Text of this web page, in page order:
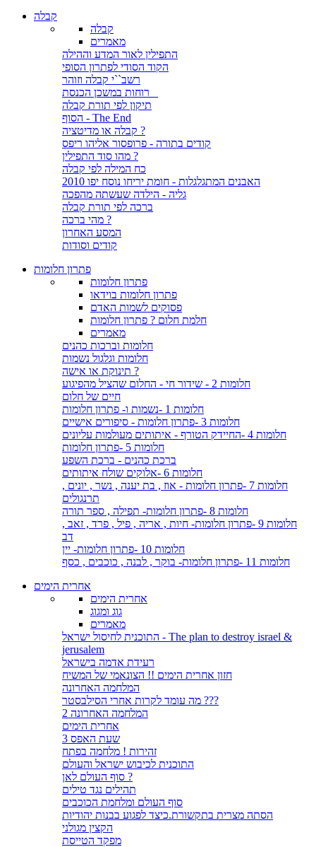
קבלה
קבלה
מאמרים
התפילין לאור המדע וההילה
הקוד הסודי לפתרון הסופי
רשב``י קבלה וזוהר
תיקון לפי תורת קבלה
הסוף - The End
קבלה או מדיטציה ?
קודים בתורה - פרופסור אליהו ריפס
מהו סוד התפילין ?
כח המילה לפי קבלה
האבנים המתגלגלות - חומת יריחו נוסח יפו 2010
גליה - הילדה שעשתה מהפכה
ברכה לפי תורת קבלה
מהי ברכה ?
המסע האחרון
קודים וסודות
פתרון חלומות
פתרון חלומות
פתרון חלומות בוידאו
פסוקים לשמות האדם
חלמת חלום ? פתרון חלומות
מאמרים
חלומות וברכות כהנים
חלומות וגלגול נשמות
תינוקת או אישה ?
חלומות 2 - שידור חי - החלום שהציל מהפיגוע
חיים של חלום
חלומות 1 -נשמות ו- פתרון חלומות
חלומות 3 -פתרון חלומות - סיפורים אישיים
חלומות 4 -החיידק הטורף - איתותים מעולמות עליונים
חלומות 5 -פתרון חלומות
ברכת כהנים - ברכת השפע
חלומות 6 -אלוקים שולח איתותים
חלומות 7 -פתרון חלומות - אוז , בת יענה , נשר , יונים ,
תרנגולים
חלומות 8 -פתרון חלומות- תפילה , ספר תורה
חלומות 9 -פתרון חלומות- חיות , אריה , פיל , פרד , זאב ,
דב
חלומות 10 -פתרון חלומות- יין
חלומות 11 -פתרון חלומות- בוקר , לבנה , כוכבים , כסף
אחרית הימים
אחרית הימים
גוג ומגוג
מאמרים
התוכנית לחיסול ישראל - The plan to destroy israel &
jerusalem
רעידת אדמה בישראל
חזון אחרית הימים !! הצונאמי של המשיח
המלחמה האחרונה
מה עומד לקרות אחרי הסילבסטר ???
המלחמה האחרונה 2
אחרית הימים
שעת האפס 3
זהירות ! מלחמה בפתח
התוכנית לכיבוש ישראל והעולם
סוף העולם לאן ?
תהילים נגד טילים
סוף העולם ומלחמת הכוכבים
הסתה מצרית בתקשורת.כיצד לפגוע בבנות יהודיות
הקצין מגולני
מפקד הטייסת